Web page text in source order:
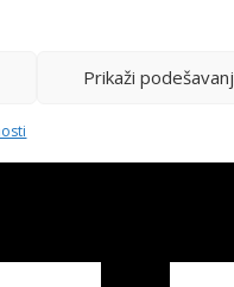
Prikaži
IZMJENA/DOPUNA